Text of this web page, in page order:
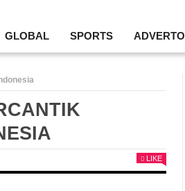
GLOBAL SPORTS
LIKE